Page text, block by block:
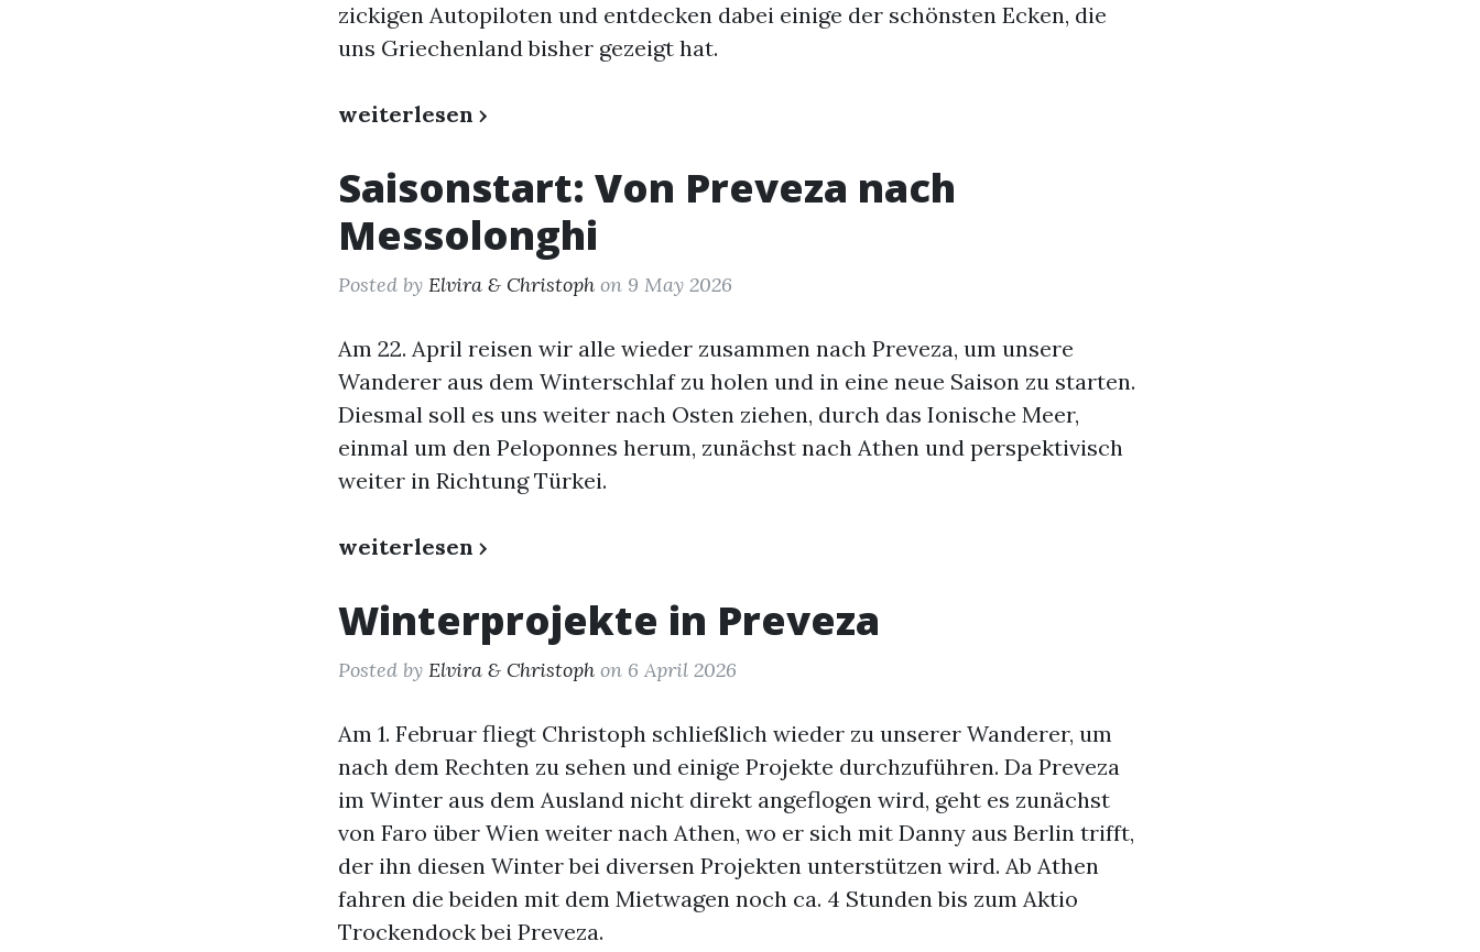
zickigen Autopiloten und entdecken dabei einige der schönsten Ecken, die
uns Griechenland bisher gezeigt hat.
weiterlesen ›
Saisonstart: Von Preveza nach
Messolonghi
Posted by Elvira & Christoph on 9 May 2026
Am 22. April reisen wir alle wieder zusammen nach Preveza, um unsere
Wanderer aus dem Winterschlaf zu holen und in eine neue Saison zu starten.
Diesmal soll es uns weiter nach Osten ziehen, durch das Ionische Meer,
einmal um den Peloponnes herum, zunächst nach Athen und perspektivisch
weiter in Richtung Türkei.
weiterlesen ›
Winterprojekte in Preveza
Posted by Elvira & Christoph on 6 April 2026
Am 1. Februar fliegt Christoph schließlich wieder zu unserer Wanderer, um
nach dem Rechten zu sehen und einige Projekte durchzuführen. Da Preveza
im Winter aus dem Ausland nicht direkt angeflogen wird, geht es zunächst
von Faro über Wien weiter nach Athen, wo er sich mit Danny aus Berlin trifft,
der ihn diesen Winter bei diversen Projekten unterstützen wird. Ab Athen
fahren die beiden mit dem Mietwagen noch ca. 4 Stunden bis zum Aktio
Trockendock bei Preveza.